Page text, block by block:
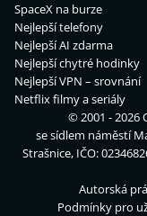
SpaceX na burze
Nejlepší telefony
Nejlepší AI zdarma
Nejlepší chytré hodinky
Nejlepší VPN – srovnání
Netflix filmy a seriály
© 2001 - 2026
se sídlem náměstí
Strašnice, IČO:
Autorská
Podmínky pro